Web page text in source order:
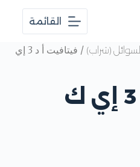
القائمة
السوائل (شراب)
/ فيتافيت أ د 3 إي